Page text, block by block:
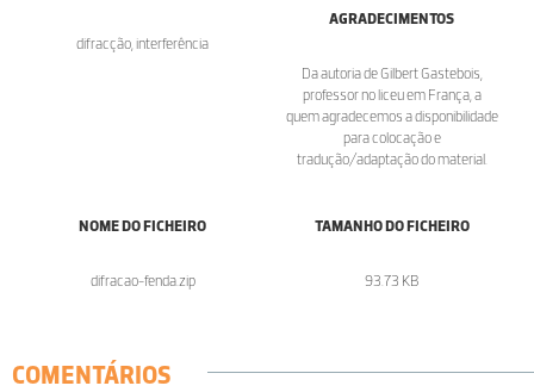
difracção, interferência
AGRADECIMENTOS
Da autoria de Gilbert Gastebois,
professor no liceu em França, a
quem agradecemos a disponibilidade
para colocação e
tradução/adaptação do material.
NOME DO FICHEIRO
difracao-fenda.zip
TAMANHO DO FICHEIRO
93.73 KB
COMENTÁRIOS